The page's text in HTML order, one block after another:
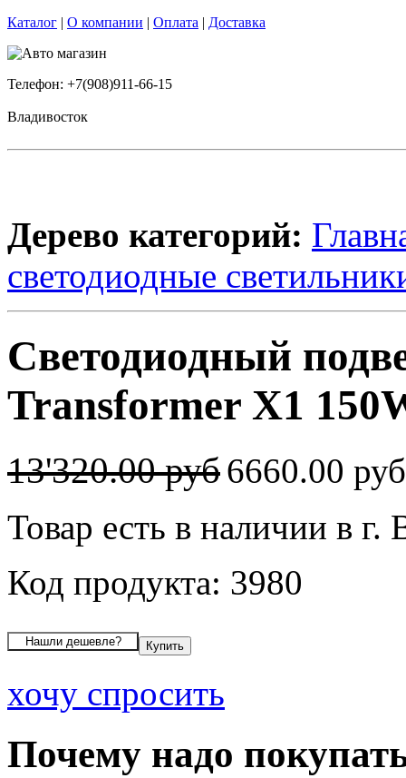
Каталог | О компании | Оплата | Доставка
Телефон: +7(908)911-66-15
Владивосток
Дерево категорий:
светодиодные
Светодиодный
Transformer X1
13'320.00 руб6660.00
Товар есть в наличии в г.
Код продукта: 3980
хочу спросить
Почему надо